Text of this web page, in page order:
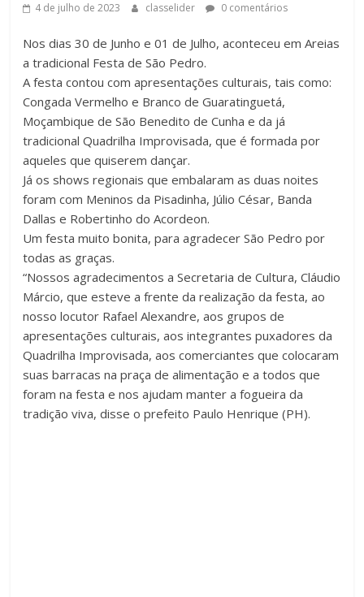
4 de julho de 2023 classelider 0 comentários
Nos dias 30 de Junho e 01 de Julho, aconteceu em Areias
a tradicional Festa de São Pedro.
A festa contou com apresentações culturais, tais como:
Congada Vermelho e Branco de Guaratinguetá,
Moçambique de São Benedito de Cunha e da já
tradicional Quadrilha Improvisada, que é formada por
aqueles que quiserem dançar.
Já os shows regionais que embalaram as duas noites
foram com Meninos da Pisadinha, Júlio César, Banda
Dallas e Robertinho do Acordeon.
Um festa muito bonita, para agradecer São Pedro por
todas as graças.
“Nossos agradecimentos a Secretaria de Cultura, Cláudio
Márcio, que esteve a frente da realização da festa, ao
nosso locutor Rafael Alexandre, aos grupos de
apresentações culturais, aos integrantes puxadores da
Quadrilha Improvisada, aos comerciantes que colocaram
suas barracas na praça de alimentação e a todos que
foram na festa e nos ajudam manter a fogueira da
tradição viva, disse o prefeito Paulo Henrique (PH).